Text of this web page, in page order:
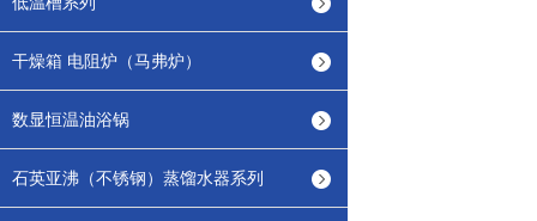
干燥箱 电阻炉（马弗炉）
数显恒温油浴锅
石英亚沸（不锈钢）蒸馏水器系列